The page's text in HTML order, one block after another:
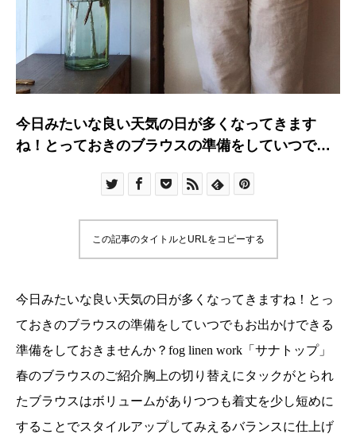
今日みたいな良い天気の日が多くなってきます
ね！とっておきのブラウスの準備をしていつでも
linen work「サナトップ」春のブラウスのご紹介
リュームがありつつも着丈を少し短めにすること
げなくカバーしてくれます一枚ではもちろん！前
を開けて羽織ものとしても使えるのでコーデの幅
のご来店、お待ちしております・#ユーカリ荘
#yukarisou#古民家#雑貨#島根#松江#ライフスタ
イルショップ#セレクトショップ#foglinenwork#
アパレル#お出掛け#ブラウス#blouse#春コーデ#
この記事のタイトルとURLをコピーする
今日みたいな良い天気の日が多くなってきますね！とっ
ておきのブラウスの準備をしていつでもお出かけできる
準備をしておきませんか？fog linen work「サナトップ」
春のブラウスのご紹介胸上の切り替えにタックがとられ
たブラウスはボリュームがありつつも着丈を少し短めに
することでスタイルアップしてみえるバランスに仕上げ